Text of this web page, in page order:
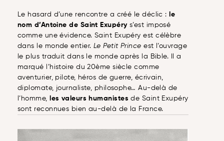
Le hasard d’une rencontre a créé le déclic :
le
nom d’Antoine de Saint Exupérys’est imposé
comme une évidence. Saint Exupéry est célèbre
dans le monde entier. Le Petit Prince est l’ouvrage
le plus traduit dans le monde après la Bible. Il a
marqué l’histoire du 20ème siècle comme
aventurier, pilote, héros de guerre, écrivain,
diplomate, journaliste, philosophe… Au-delà de
l’homme,
les valeurs humanistes de Saint Exupéry
sont reconnues bien au-delà de la France.